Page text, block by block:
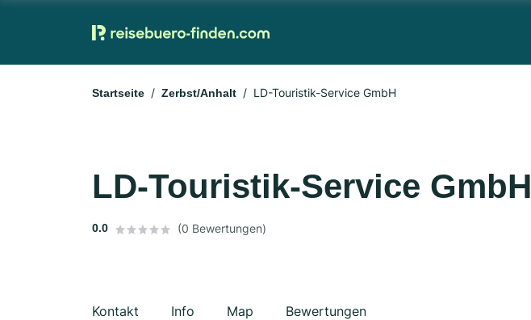
Startseite Zerbst/Anhalt LD-Touristik-Service GmbH
LD-Touristik-Service GmbH
0.0 (0 Bewertungen)
Kontakt Info Map Bewertungen